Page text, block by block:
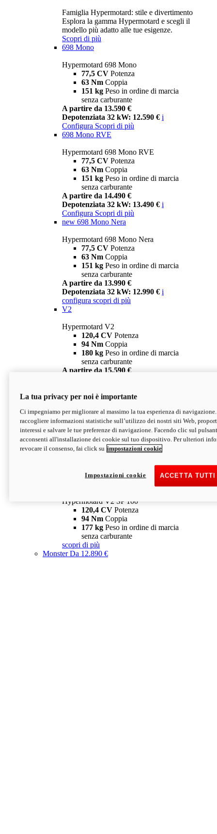
Famiglia Hypermotard: stile e divertimento
Esplora la gamma Hypermotard e scegli il
modello più adatto alle tue esigenze.
Scopri di più
698 Mono
Hypermotard 698 Mono
77,5 CV Potenza
63 Nm Coppia
151 kg Peso in ordine di marcia
senza carburante
A partire da 13.590 €
Depotenziata 32 kW: 12.590 € i
Configura Scopri di più
698 Mono RVE
Hypermotard 698 Mono RVE
77,5 CV Potenza
63 Nm Coppia
151 kg Peso in ordine di marcia
senza carburante
A partire da 14.490 €
Depotenziata 32 kW: 13.490 € i
Configura Scopri di più
new 698 Mono Nera
Hypermotard 698 Mono Nera
77,5 CV Potenza
63 Nm Coppia
151 kg Peso in ordine di marcia
senza carburante
A partire da 13.990 €
Depotenziata 32 kW: 12.990 € i
configura scopri di più
V2
Hypermotard V2
120,4 CV Potenza
94 Nm Coppia
180 kg Peso in ordine di marcia
senza carburante
A partire da 15.590 €
V2 SP
Hypermotard V2 SP
120,4 CVPotenza
94 NmCoppia
177 kgPeso in ordine di marcia
senza carburante
Depotenziata 35 kW: 18.890 € i
configura scopri di più
Hypermotard V2 SP 100
120,4 CV Potenza
94 Nm Coppia
177 kg Peso in ordine di marcia
senza carburante
scopri di più
MonsterDa 12.890 €
La tua privacy per noi è importante
Ci impegniamo per migliorare al massimo la tua esperienza di
raccogliere informazioni statistiche sull’utilizzo dei nostri siti Web,
interessi e salvare le tue preferenze di navigazione. Facendo clic sul
acconsenti all'installazione dei cookie sul tuo dispositivo. Per ulteriori
revocare il consenso, fai click su impostazioni cookie
ACCETTA
Impostazioni cookie